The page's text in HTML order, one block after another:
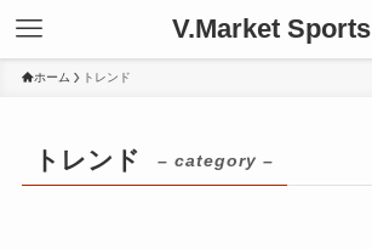
V.Market Sports
ホーム トレンド
トレンド – category –